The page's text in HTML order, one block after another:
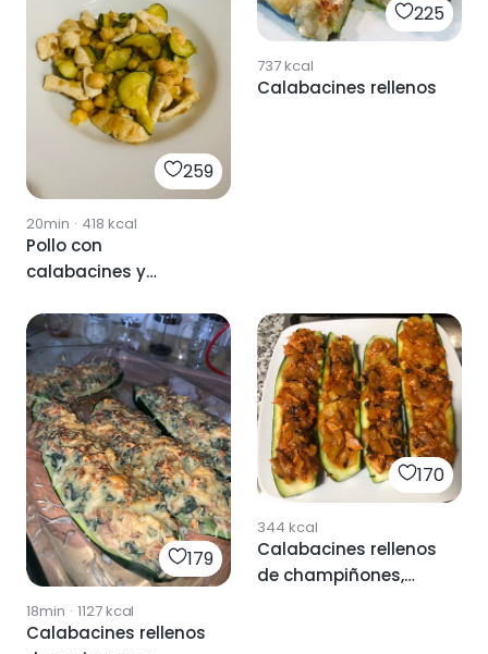
259
20min · 418 kcal
Pollo con
calabacines y
225
737kcal
Calabacines rellenos
179
18min · 1127kcal
Calabacines rellenos
170
344 kcal
Calabacines rellenos
de champiñones,